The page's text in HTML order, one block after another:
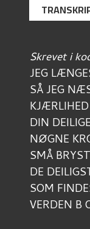
Skrevet i
JEG
SÅ JEG
DIN DEILIGE
NØGNE
SMÅ
DE
SOM
VERDEN B